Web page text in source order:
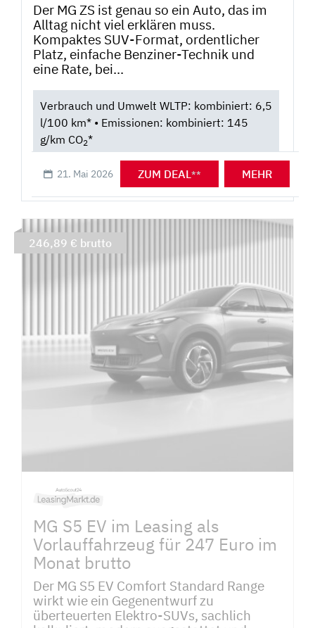
Der MG ZS ist genau so ein Auto, das im
Alltag nicht viel erklären muss.
Kompaktes SUV-Format, ordentlicher
Platz, einfache Benziner-Technik und
eine Rate, bei...
Verbrauch und Umwelt WLTP: kombiniert: 6,5
l/100 km* • Emissionen: kombiniert: 145
g/km CO2*
21. Mai 2026 ZUM DEAL** MEHR
MG S5 EV im Leasing als
Vorlauffahrzeug für 247 Euro im
Monat brutto
Der MG S5 EV Comfort Standard Range
wirkt wie ein Gegenentwurf zu
überteuerten Elektro-SUVs, sachlich
246,89 € brutto